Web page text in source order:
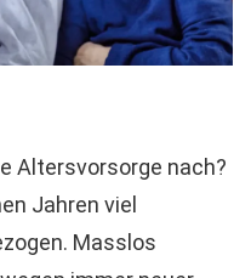
Altersvorsorge nach?
Jahren viel
Masslos